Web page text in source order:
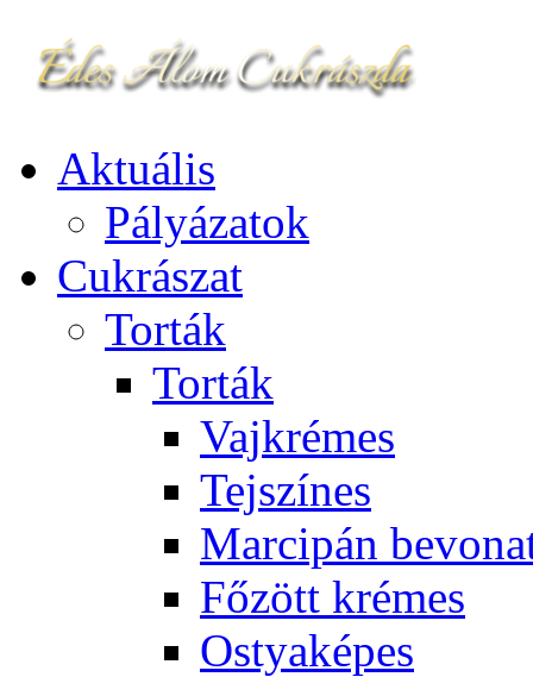
Aktuális
Pályázatok
Cukrászat
Torták
Torták
Vajkrémes
Tejszínes
Marcipán
Főzött krémes
Ostyaképes